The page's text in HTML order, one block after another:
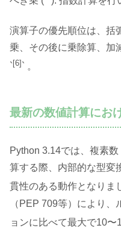
演算子の優先順位は、括
乗、その後に乗除算、加
` [6] ` 。
最新の数値計算にお
Python 3.14では、複素
算する際、内部的な型変
貫性のある動作となりま
（PEP 709等）により
ョンに比べて最大で10〜